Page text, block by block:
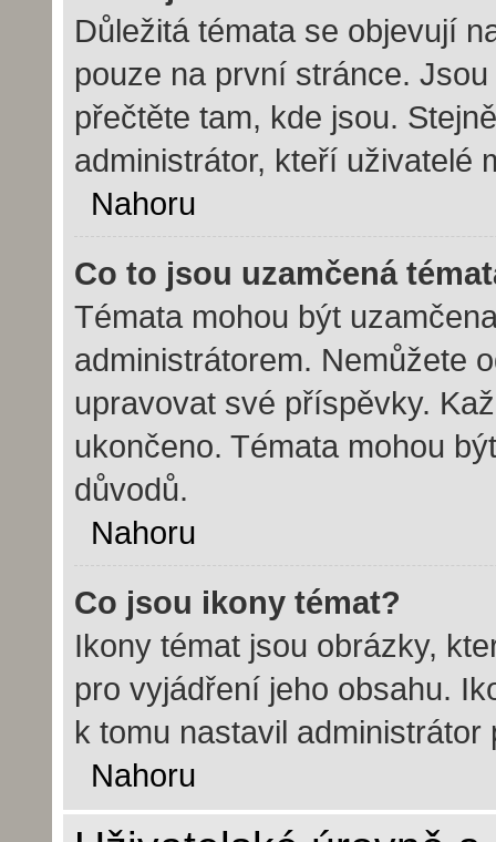
Důležitá témata se objevují
pouze na první stránce.
přečtěte tam, kde jsou.
administrátor, kteří uživatelé
Nahoru
Co to jsou uzamčená
Témata mohou být
administrátorem. Nemůžete
upravovat své příspěvky.
ukončeno. Témata mohou
důvodů.
Nahoru
Co jsou ikony témat?
Ikony témat jsou obrázky,
pro vyjádření jeho obsahu.
k tomu nastavil
Nahoru